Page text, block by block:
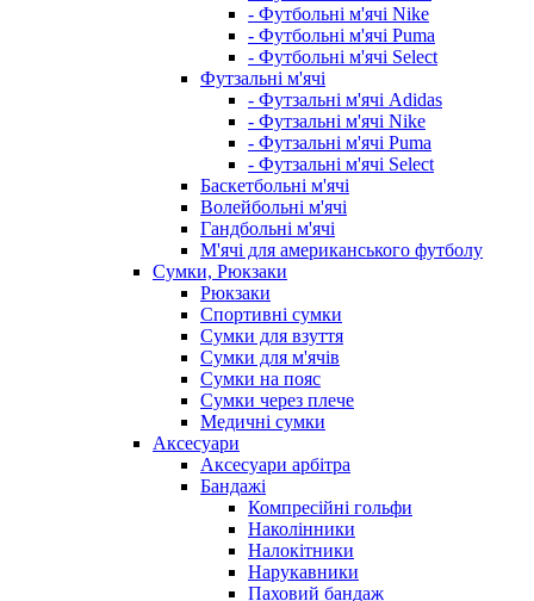
- Футбольні м'ячі Nike
- Футбольні м'ячі Puma
- Футбольні м'ячі Select
Футзальні м'ячі
- Футзальні м'ячі Adidas
- Футзальні м'ячі Nike
- Футзальні м'ячі Puma
- Футзальні м'ячі Select
Баскетбольні м'ячі
Волейбольні м'ячі
Гандбольні м'ячі
М'ячі для американського футболу
Сумки, Рюкзаки
Рюкзаки
Спортивні сумки
Сумки для взуття
Сумки для м'ячів
Сумки на пояс
Сумки через плече
Медичні сумки
Аксесуари
Аксесуари арбітра
Бандажі
Компресійні гольфи
Наколінники
Налокітники
Нарукавники
Паховий бандаж